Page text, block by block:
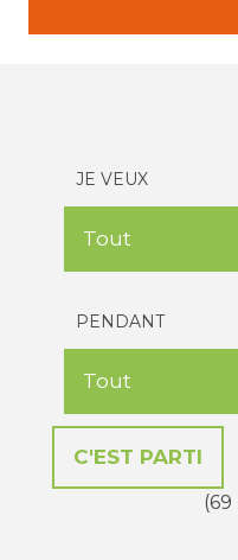
JE VEUX
PENDANT